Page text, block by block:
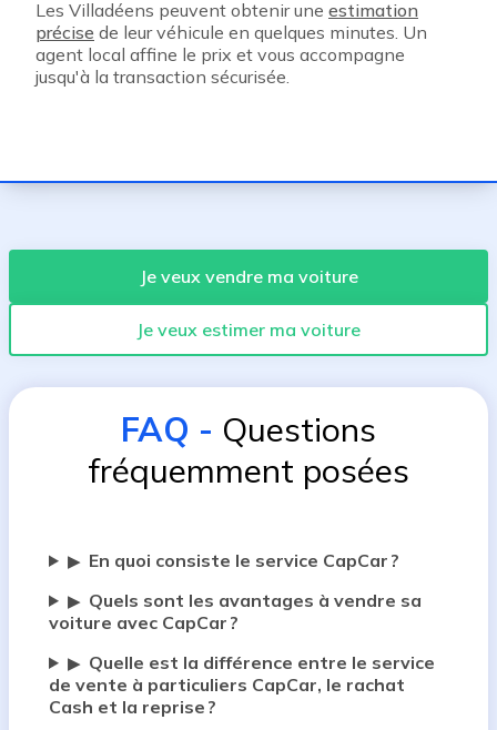
Les Villadéens peuvent obtenir une estimation
précise de leur véhicule en quelques minutes. Un
agent local affine le prix et vous accompagne
jusqu'à la transaction sécurisée.
Je veux vendre ma voiture
Je veux estimer ma voiture
FAQ - Questions
fréquemment posées
▶ En quoi consiste le service CapCar ?
▶ Quels sont les avantages à vendre sa
voiture avec CapCar ?
▶ Quelle est la différence entre le service
de vente à particuliers CapCar, le rachat
Cash et la reprise ?